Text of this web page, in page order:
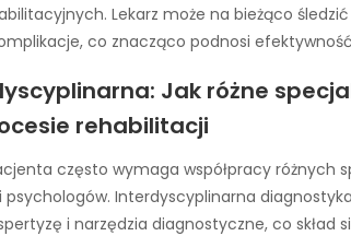
Lekarz może na bieżąco
co znacząco podnosi
Jak różne
rehabilitacji
często wymaga współpracy różnych
Interdyscyplinarna
i narzędzia diagnostyczne, co skład